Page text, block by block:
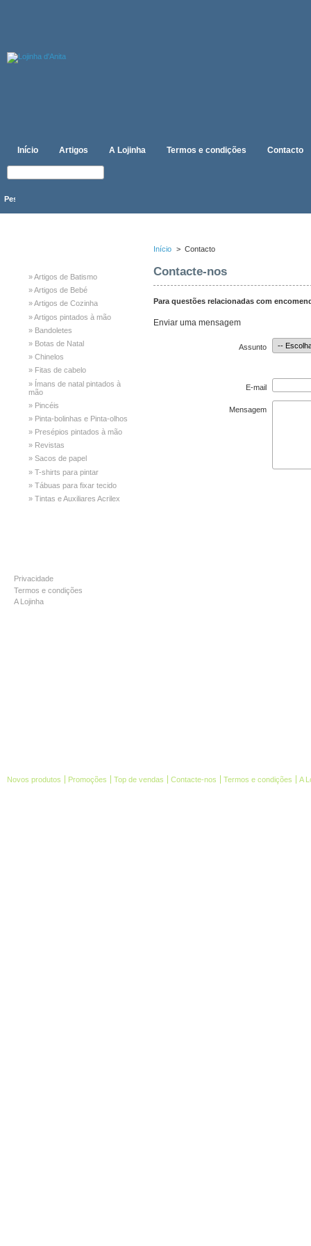
Início Artigos A Lojinha Termos e condições Contacto
» Artigos de Batismo
» Artigos de Bebé
» Artigos de Cozinha
» Artigos pintados à mão
» Bandoletes
» Botas de Natal
» Chinelos
» Fitas de cabelo
» Ímans de natal pintados à
mão
» Pincéis
» Pinta-bolinhas e Pinta-olhos
» Presépios pintados à mão
» Revistas
» Sacos de papel
» T-shirts para pintar
» Tábuas para fixar tecido
» Tintas e Auxiliares Acrilex
Privacidade
Termos e condições
A Lojinha
Início > Contacto
Contacte-nos
Para questões relacionadas com
Enviar uma mensagem
Assunto
E-mail
Mensagem
Novos produtos Promoções Top de vendas Contacte-nos Termos e condições A